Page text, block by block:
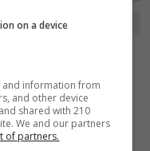
16:15
Η συνείδηση
προ του
θανάτου
on a device
information from
and other device
shared with 210
We and our partners
of partners.